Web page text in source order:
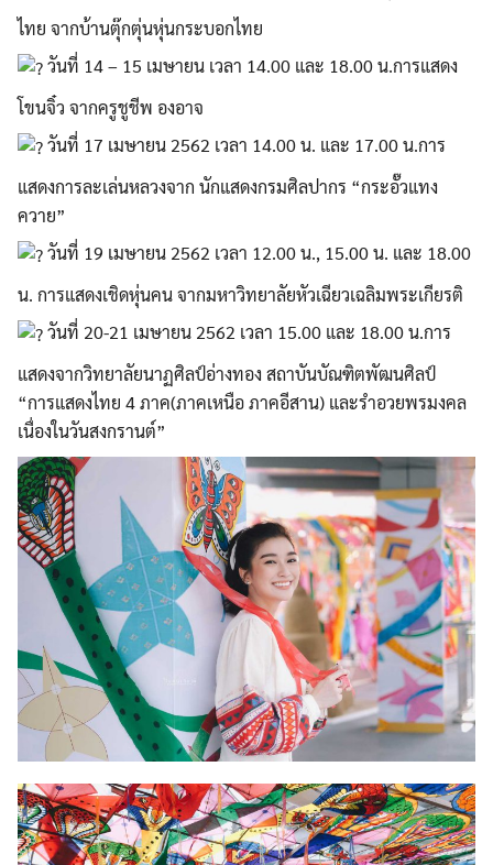
ไทย จากบ้านตุ๊กตุ่นหุ่นกระบอกไทย
วันที่ 14 – 15 เมษายน เวลา 14.00 และ 18.00 น.การแสดง
โขนจิ๋ว จากครูชูชีพ องอาจ
วันที่ 17 เมษายน 2562 เวลา 14.00 น. และ 17.00 น.การ
แสดงการละเล่นหลวงจาก นักแสดงกรมศิลปากร “กระอั๊วแทง
ควาย”
วันที่ 19 เมษายน 2562 เวลา 12.00 น., 15.00 น. และ 18.00
น. การแสดงเชิดหุ่นคน จากมหาวิทยาลัยหัวเฉียวเฉลิมพระเกียรติ
วันที่ 20-21 เมษายน 2562 เวลา 15.00 และ 18.00 น.การ
แสดงจากวิทยาลัยนาฏศิลป์อ่างทอง สถาบันบัณฑิตพัฒนศิลป์
“การแสดงไทย 4 ภาค(ภาคเหนือ ภาคอีสาน) และรำอวยพรมงคล
เนื่องในวันสงกรานต์”